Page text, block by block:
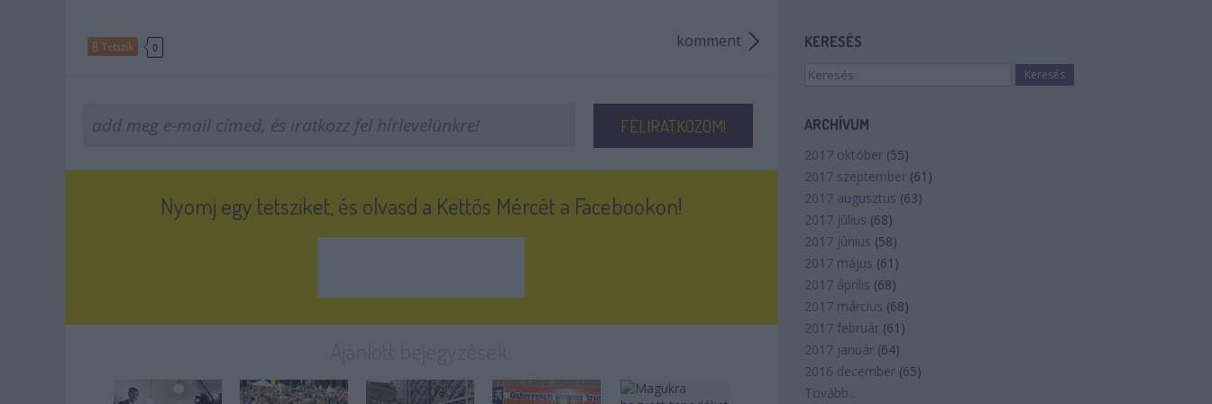
Tetszik 0 komment
Nyomj egy tetsziket, és olvasd a Kettős Mércét a Facebookon!
KERESÉS
ARCHÍVUM
2017 október (55)
2017 szeptember (61 )
2017 augusztus (63)
2017 július (68)
2017 június (58)
2017 május (61 )
2017 április (68)
2017 március (68)
2017 február (61 )
2017 január (64)
2016 december (65)
Tovább...